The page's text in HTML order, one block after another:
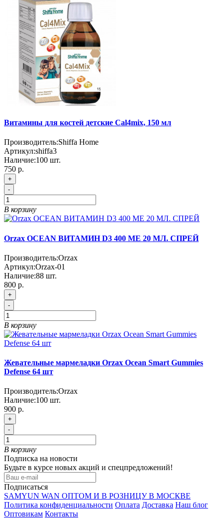
Витамины для костей детские Cal4mix, 150 мл
Производитель:Shiffa Home
Артикул:shiffa3
Наличие:100 шт.
750 р.
+
-
В корзину
Orzax OCEAN ВИТАМИН D3 400 МЕ 20 МЛ. СПРЕЙ
Производитель:Orzax
Артикул:Orzax-01
Наличие:88 шт.
800 р.
+
-
В корзину
Жевательные мармеладки Orzax Ocean Smart Gummies
Defense 64 шт
Производитель:Orzax
Наличие:100 шт.
900 р.
+
-
В корзину
Подписка на новости
Будьте в курсе новых акций и спецпредложений!
Подписаться
SAMYUN WAN ОПТОМ И В РОЗНИЦУ В МОСКВЕ
Политика конфиденциальности Оплата Доставка Наш блог
Оптовикам Контакты